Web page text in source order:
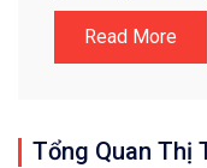
Read More
Tổng Quan Thị